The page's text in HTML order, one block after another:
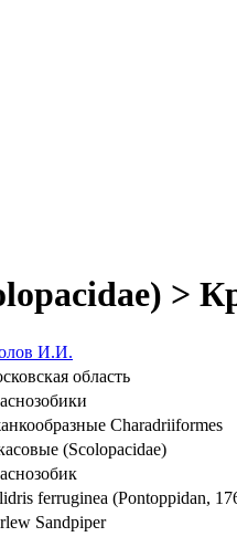
>
И.И.
область
Charadriiformes
(Scolopacidae)
ferruginea (Pontoppidan,
Sandpiper